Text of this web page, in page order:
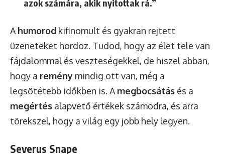
azok számára, akik nyitottak rá.”
A humorod kifinomult és gyakran rejtett
üzeneteket hordoz. Tudod, hogy az élet tele van
fájdalommal és veszteségekkel, de hiszel abban,
hogy a remény mindig ott van, még a
legsötétebb időkben is. A megbocsátás és a
megértés alapvető értékek számodra, és arra
törekszel, hogy a világ egy jobb hely legyen.
Severus Snape